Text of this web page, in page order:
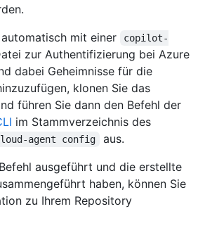
mit einer
copilot-
zur Authentifizierung bei Azure
dabei Geheimnisse für die
klonen Sie das
führen Sie dann den Befehl der
im Stammverzeichnis des
agent config
aus.
ausgeführt und die erstellte
haben, können Sie
zu Ihrem Repository